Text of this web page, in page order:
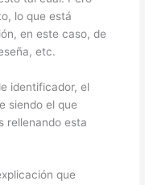
lo que está
en este caso, de
etc.
identificador, el
siendo el que
rellenando esta
que